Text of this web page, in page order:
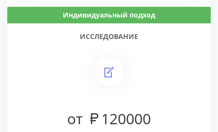
Индивидуальный подход
ИССЛЕДОВАНИЕ
от 120000